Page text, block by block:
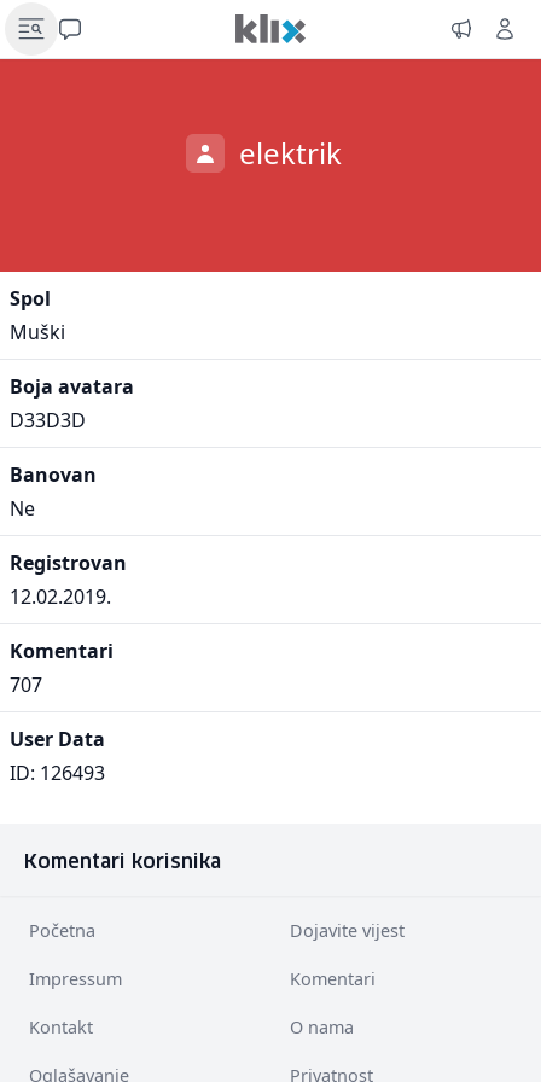
elektrik
Spol
Muški
Boja avatara
D33D3D
Banovan
Ne
Registrovan
12.02.2019.
Komentari
707
User Data
ID: 126493
Komentari korisnika
Početna Dojavite vijest
Impressum Komentari
Kontakt O nama
Oglašavanje Privatnost